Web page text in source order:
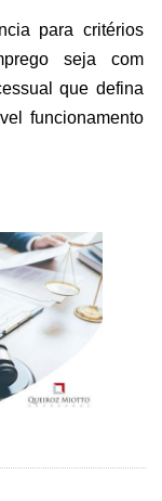
para critérios
seja com
que defina
funcionamento